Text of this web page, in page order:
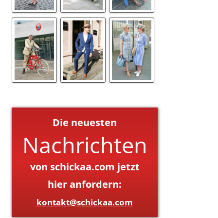
Die neuesten
Nachrichten
von schickaa.com jetzt
hier anfordern:
kontakt@schickaa.com